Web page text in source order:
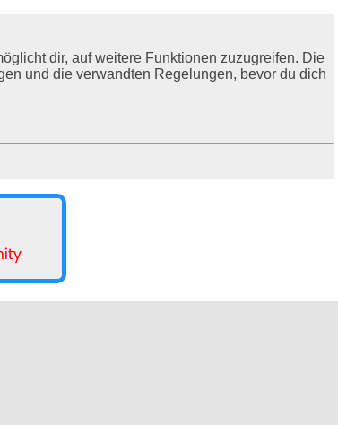
dir, auf weitere Funktionen zuzugreifen. Die
und die verwandten Regelungen, bevor du dich